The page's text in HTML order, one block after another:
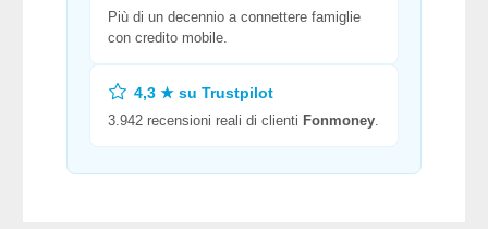
Più di un decennio a connettere famiglie
con credito mobile.
4,3 ★ su Trustpilot
3.942 recensioni reali di clienti Fonmoney.